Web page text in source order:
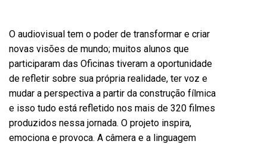
O audiovisual tem o poder de transformar e criar
novas visões de mundo; muitos alunos que
participaram das Oficinas tiveram a oportunidade
de refletir sobre sua própria realidade, ter voz e
mudar a perspectiva a partir da construção fílmica
e isso tudo está refletido nos mais de 320 filmes
produzidos nessa jornada. O projeto inspira,
emociona e provoca. A câmera e a linguagem